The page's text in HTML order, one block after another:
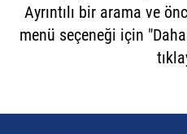
Ayrıntılı bir arama ve
menü seçeneği için